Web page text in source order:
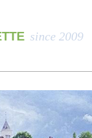
since 2009